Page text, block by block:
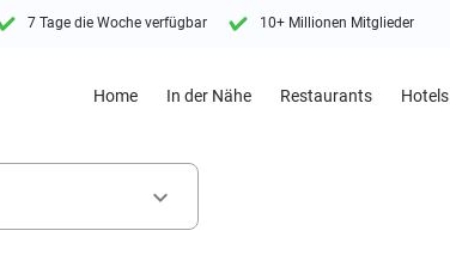
7 Tage die Woche verfügbar 10+ Millionen Mitglieder
Home In der Nähe Restaurants Hotels
keyboard_arrow_down